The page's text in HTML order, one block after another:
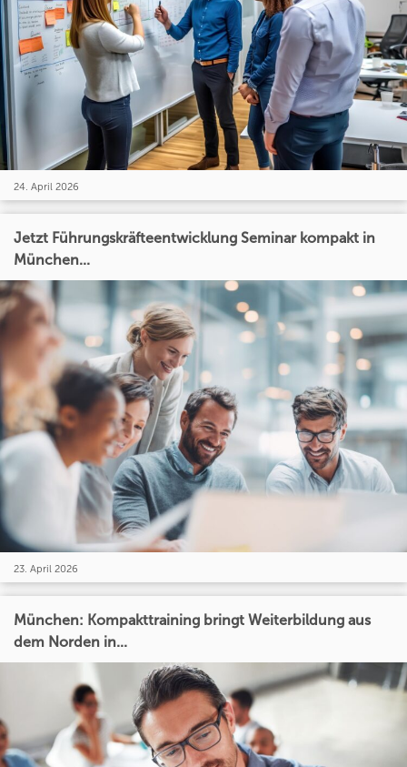
24. April 2026
Jetzt Führungskräfteentwicklung Seminar kompakt in
München...
23. April 2026
München: Kompakttraining bringt Weiterbildung aus
dem Norden in...